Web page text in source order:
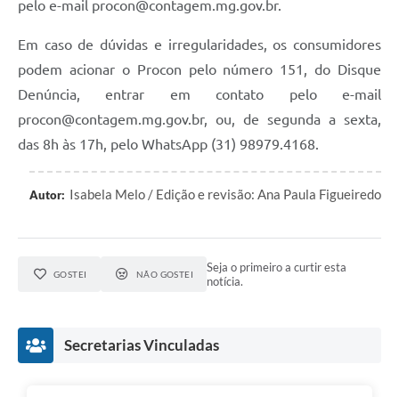
pelo e-mail procon@contagem.mg.gov.br.
Em caso de dúvidas e irregularidades, os consumidores
podem acionar o Procon pelo número 151, do Disque
Denúncia, entrar em contato pelo e-mail
procon@contagem.mg.gov.br, ou, de segunda a sexta,
das 8h às 17h, pelo WhatsApp (31) 98979.4168.
Autor: Isabela Melo / Edição e revisão: Ana Paula Figueiredo
GOSTEI NÃO GOSTEI
Seja o primeiro a curtir esta
notícia.
Secretarias Vinculadas